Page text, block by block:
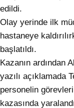
edildi.
Olay yerinde ilk
hastaneye
başlatıldı.
Kazanın ardından
yazılı açıklamada
personelin
kazasında